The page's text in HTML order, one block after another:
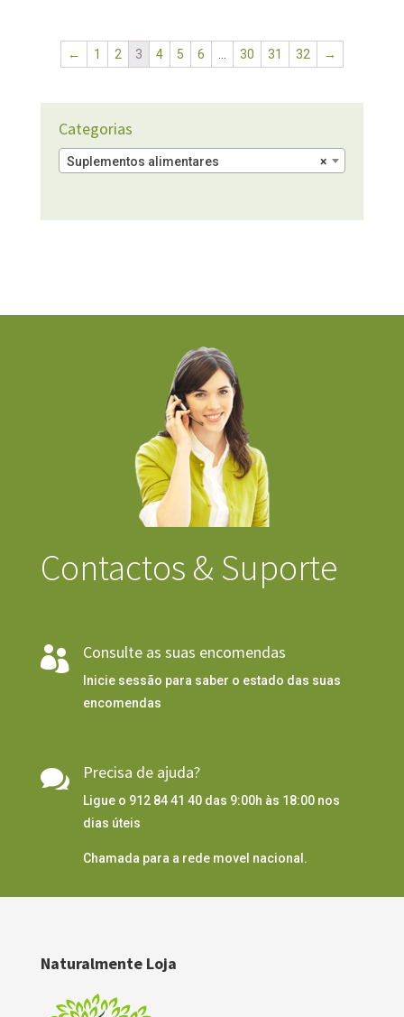
← 1 2 3 4 5 6 … 30 31 32 →
Categorias
×
Suplementos alimentares
Contactos & Suporte
 Consulte as suas encomendas
Inicie sessão para saber o estado das suas
encomendas
 Precisa de ajuda?
Ligue o 912 84 41 40 das 9:00h às 18:00 nos
dias úteis
Chamada para a rede movel nacional.
Naturalmente Loja